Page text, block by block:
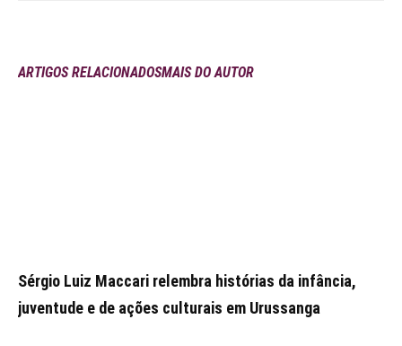
ARTIGOS RELACIONADOSMAIS DO AUTOR
Sérgio Luiz Maccari relembra histórias da infância,
juventude e de ações culturais em Urussanga